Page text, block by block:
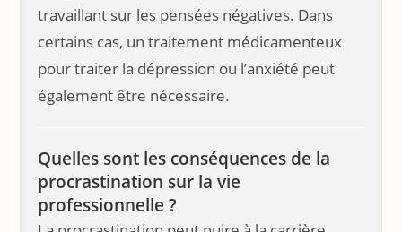
travaillant sur les pensées négatives. Dans
certains cas, un traitement médicamenteux
pour traiter la dépression ou l’anxiété peut
également être nécessaire.
Quelles sont les conséquences de la
procrastination sur la vie
professionnelle ?